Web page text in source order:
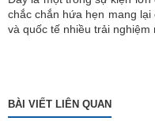
chắc chắn hứa hẹn mang
và quốc tế nhiều trải nghiệm
BÀI VIẾT LIÊN QUAN
Tên: (Dự thảo NGHỊ
mức phân bổ vốn ngân
của ngân sách địa phương
quốc gia về phát triển
Số:555/QĐ-SVHTTDL